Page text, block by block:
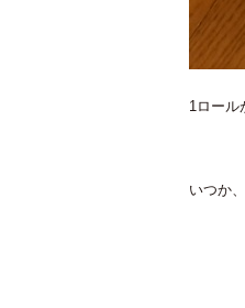
1ロール
いつか